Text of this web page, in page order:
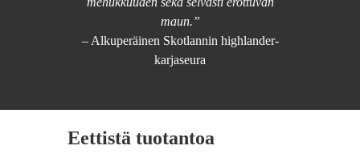
maun.”
– Alkuperäinen Skotlannin highlander-
karjaseura
Eettistä tuotantoa